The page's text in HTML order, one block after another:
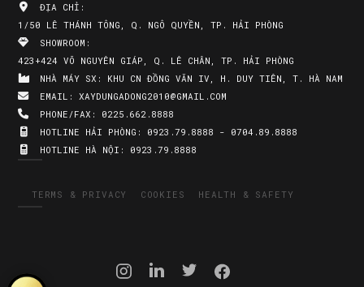
ĐỊA CHỈ:
1/50 LÊ THÁNH TÔNG, Q. NGÔ QUYỀN, TP. HẢI PHÒNG
SHOWROOM:
423+424 VÕ NGUYÊN GIÁP, Q. LÊ CHÂN, TP. HẢI PHÒNG
NHÀ MÁY SX: KHU CN ĐỒNG VĂN IV, H. DUY TIÊN, T. HÀ NAM
EMAIL: XAYDUNGADONG2010@GMAIL.COM
PHONE/FAX: 0225.662.8888
HOTLINE HẢI PHÒNG: 0923.79.8888 - 0704.89.8888
HOTLINE HÀ NỘI: 0923.79.8888
TERMS & PRIVACY COOKIES HEALTH & SAFETY